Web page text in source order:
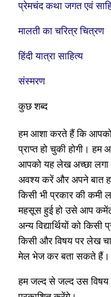
प्रेमचंद कथा जगत एवं
मालती का चरित्र चित्रण
हिंदी यात्रा साहित्य
संस्मरण
कुछ शब्द
हम आशा करते हैं कि आपको
प्राप्त हो चुकी होगी।
आपको यह लेख अच्छा लगा
अवश्य करें और अपने बात
किसी भी प्रकार की कमी
महसूस हुई हो उसे आप
अन्य विद्यार्थियों को
किसी और विषय पर लेख
मेल भेज कर बता सकते हैं।
हम जल्द से जल्द उस